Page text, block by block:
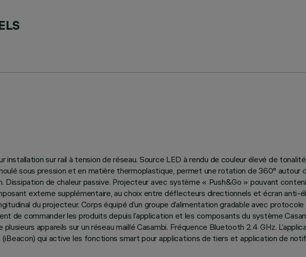
installation sur rail à tension de réseau. Source LED à rendu de couleur élevé de
sous pression et en matière thermoplastique, permet une rotation de 360° autour
Dissipation de chaleur passive. Projecteur avec système « Push&Go » pouvant
externe supplémentaire, au choix entre déflecteurs directionnels et écran
du projecteur. Corps équipé d’un groupe d’alimentation gradable avec protocole
de commander les produits depuis l’application et les composants du système
appareils sur un réseau maillé Casambi. Fréquence Bluetooth 2.4 GHz.
qui active les fonctions smart pour applications de tiers et application de